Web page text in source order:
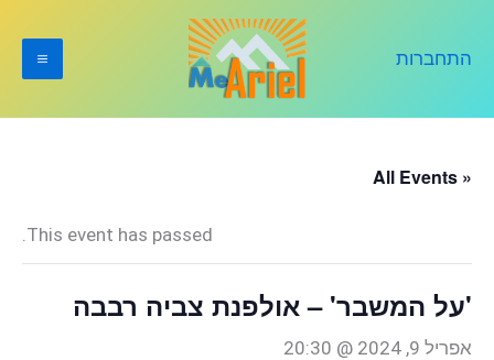
התחברות
« All Events
This event has passed.
'על המשבר' – אולפנת צביה רבבה
אפריל 9, 2024 @ 20:30